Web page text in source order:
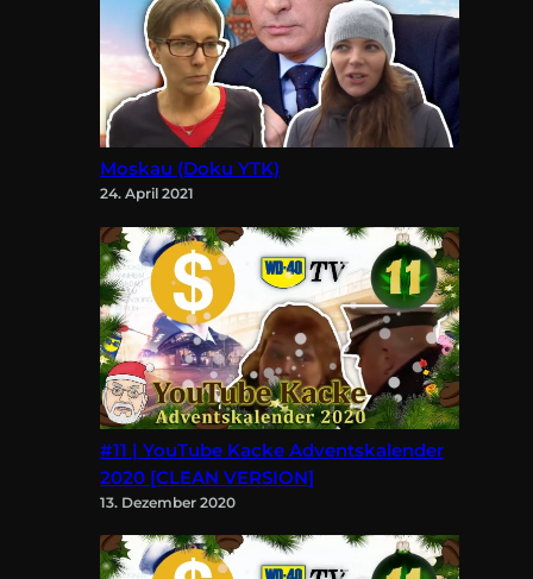
Moskau (Doku YTK)
24. April 2021
#11 | YouTube Kacke Adventskalender
2020 [CLEAN VERSION]
13. Dezember 2020